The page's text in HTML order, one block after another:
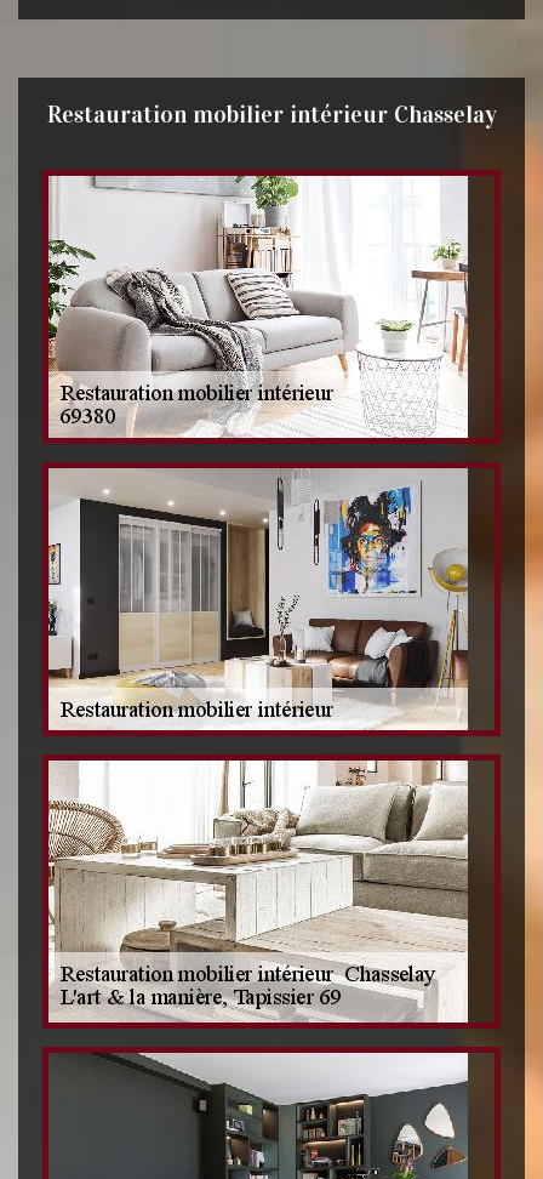
Restauration mobilier intérieur Chasselay